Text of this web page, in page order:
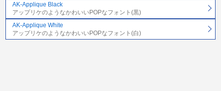
AK-Applique Black
アップリケのようなかわいいPOPなフォント(黒)
AK-Applique White
アップリケのようなかわいいPOPなフォント(白)